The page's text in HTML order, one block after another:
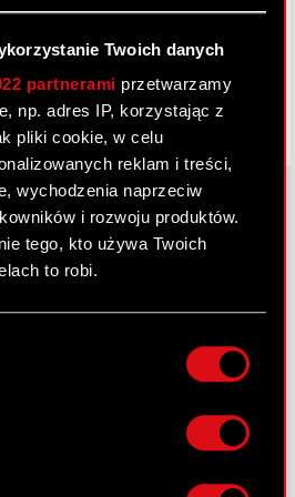
Twoich danych
partnerami przetwarzamy
np. adres IP, korzystając z
pliki cookie, w celu
reklam i treści,
wychodzenia naprzeciw
i rozwoju produktów.
tego, kto używa Twoich
to robi.
z dokładnością nawet
Twoje urządzenie, aktywnie
je zbiory